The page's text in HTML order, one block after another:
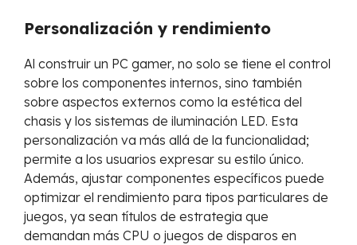
Personalización y rendimiento
Al construir un PC gamer, no solo se tiene el control
sobre los componentes internos, sino también
sobre aspectos externos como la estética del
chasis y los sistemas de iluminación LED. Esta
personalización va más allá de la funcionalidad;
permite a los usuarios expresar su estilo único.
Además, ajustar componentes específicos puede
optimizar el rendimiento para tipos particulares de
juegos, ya sean títulos de estrategia que
demandan más CPU o juegos de disparos en